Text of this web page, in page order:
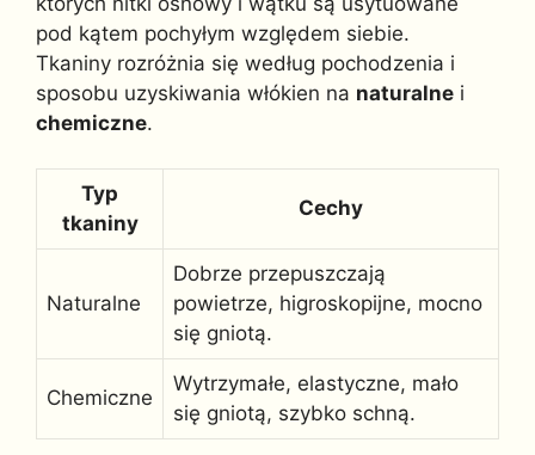
pod kątem pochyłym względem siebie.
Tkaniny rozróżnia się według pochodzenia i
sposobu uzyskiwania włókien na naturalne i
chemiczne.
Typ
tkaniny
Cechy
Naturalne
Dobrze przepuszczają
powietrze, higroskopijne, mocno
się gniotą.
Chemiczne
Wytrzymałe, elastyczne, mało
się gniotą, szybko schną.